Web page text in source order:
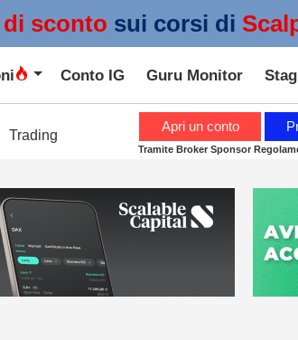
di sconto sui corsi di
Conto IG Guru Monitor
Trading
Apri un conto
Tramite Broker Sponsor